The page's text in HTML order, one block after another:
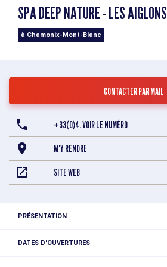
SPA DEEP NATURE - LES AIGLONS
à Chamonix-Mont-Blanc
CONTACTER PAR MAIL
+33(0)4. VOIR LE NUMÉRO
M'Y RENDRE
SITE WEB
PRÉSENTATION
Compléments accueil
DATES D'OUVERTURES